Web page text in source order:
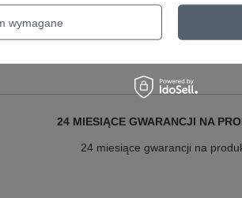
24 miesiące
- rodzaj ostrzeżenia
24 MIESIĄCE GWARANCJI NA
24 miesiące gwarancji na
wymagane